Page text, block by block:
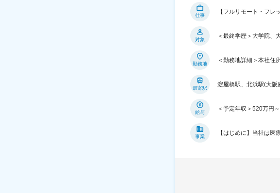
仕事
【フルリモート・フ
対象
＜最終学歴＞大学院、
勤務地
＜勤務地詳細＞本社住
最寄駅
淀屋橋駅、北浜駅(大阪
給与
＜予定年収＞520万円
事業
【はじめに】当社は